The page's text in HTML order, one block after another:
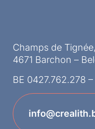
Champs de
4671 Barchon –
BE 0427.762.278